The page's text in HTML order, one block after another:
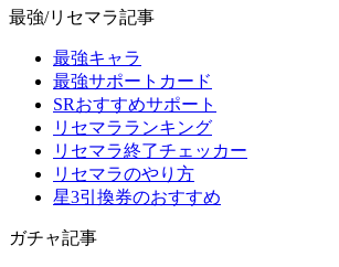
最強/リセマラ記事
最強キャラ
最強サポートカード
SRおすすめサポート
リセマラランキング
リセマラ終了チェッカー
リセマラのやり方
星3引換券のおすすめ
ガチャ記事